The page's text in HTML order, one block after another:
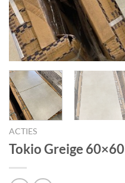
ACTIES
Tokio Greige 60×60